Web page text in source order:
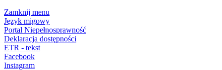
Zamknij menu
Język migowy
Portal Niepełnosprawność
Deklaracja dostępności
ETR - tekst
Facebook
Instagram